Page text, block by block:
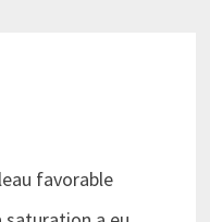
favorable